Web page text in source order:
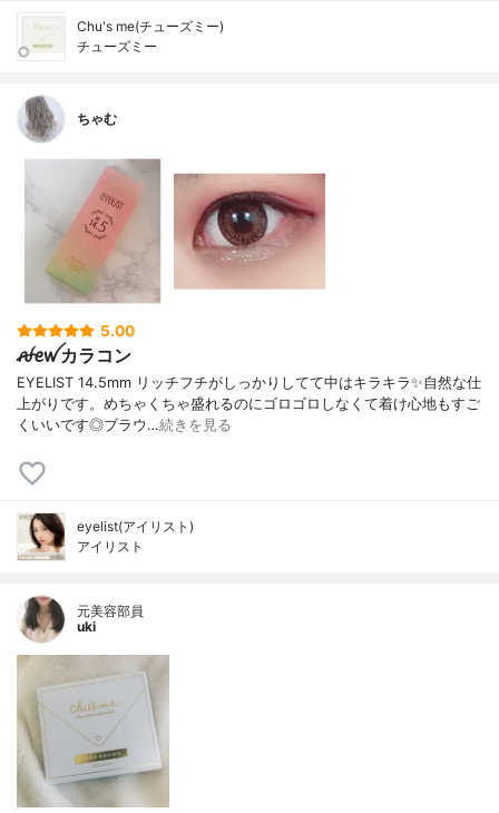
Chu's me(チューズミー)
チューズミー
ちゃむ
5.00
‪ꫛꫀꪝカラコン
EYELIST 14.5mm リッチフチがしっかりしてて中はキラキラ✨自然な仕
上がりです。めちゃくちゃ盛れるのにゴロゴロしなくて着け心地もすご
くいいです◎ブラウ…続きを見る
eyelist(アイリスト)
アイリスト
元美容部員
uki